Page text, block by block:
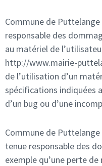
Commune de
responsable des
au matériel de
http://www.mairie-
de l’utilisation d’un
spécifications indiquées
d’un bug ou d’une
Commune de
tenue responsable des
exemple qu’une perte